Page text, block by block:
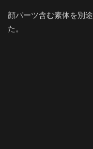
顔パーツ含む素体を別
た。